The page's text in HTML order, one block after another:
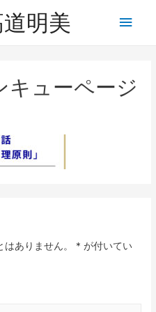
明美
キューページ
ありません。 * が付いてい